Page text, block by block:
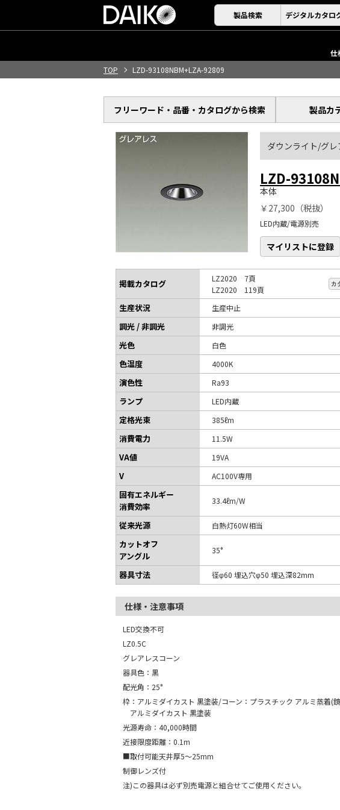
製品検索 デジタルカタロ
仕
TOP
LZD-93108NBM+LZA-92809
フリーワード・品番・ カタログから検索 製品カ
ダウンライト/グ
LZD-
本体
￥27,300（税抜）
LED内蔵/電源別売
マイリストに登録
掲載カタログ
LZ2020 7頁
LZ2020 119頁
カ
生産状況 生産中止
調光 / 非調光 非調光
光色 白色
色温度 4000K
演色性 Ra93
ランプ LED内蔵
定格光束 385ℓm
消費電力 11.5W
VA値 19VA
V AC100V専用
固有エネルギー
消費効率
33.4ℓm/W
従来光源 白熱灯60W相当
カットオフ
アングル
35°
器具寸法 径φ60 埋込穴φ50 埋込深82mm
仕様・注意事項
LED交換不可
LZ0.5C
グレアレスコーン
器具色：黒
配光角：25°
枠：アルミダイカスト 黒塗装/コーン：プラスチック アルミ蒸着(
アルミダイカスト 黒塗装
光源寿命：40,000時間
近接限度距離：0.1m
■取付可能天井厚5～25mm
制御レンズ付
注)この器具は必ず別売電源と組合せてご使用ください。